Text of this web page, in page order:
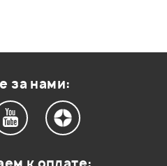
за нами: